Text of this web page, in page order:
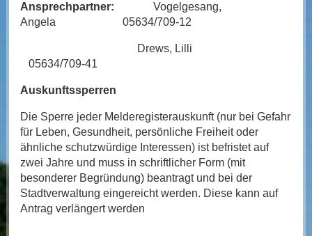
Ansprechpartner: Vogelgesang,
Angela 05634/709-12
Drews, Lilli
05634/709-41
Auskunftssperren
Die Sperre jeder Melderegisterauskunft (nur bei Gefahr
für Leben, Gesundheit, persönliche Freiheit oder
ähnliche schutzwürdige Interessen) ist befristet auf
zwei Jahre und muss in schriftlicher Form (mit
besonderer Begründung) beantragt und bei der
Stadtverwaltung eingereicht werden. Diese kann auf
Antrag verlängert werden